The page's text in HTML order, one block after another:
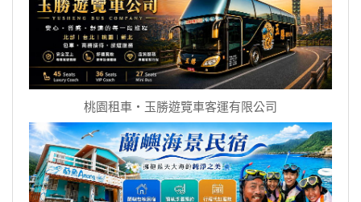
桃園租車‧玉勝遊覽車客運有限公司